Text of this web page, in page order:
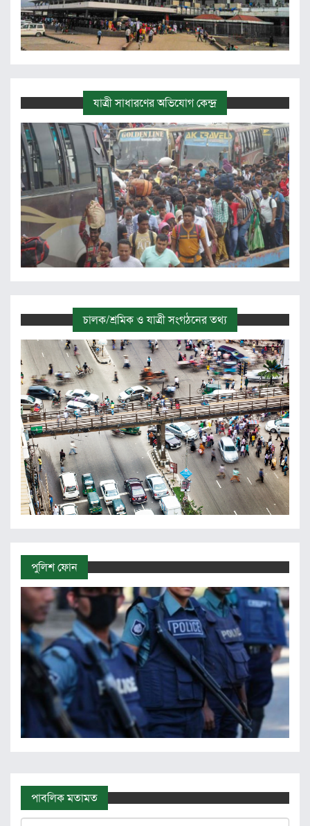
যাত্রী সাধারণের অভিযোগ কেন্দ্র
চালক/শ্রমিক ও যাত্রী সংগঠনের তথ্য
পুলিশ ফোন
পাবলিক মতামত